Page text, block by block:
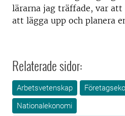
lärarna jag träffade, var
att lägga upp och planera
Relaterade sidor:
Arbetsvetenskap
Nationalekonomi